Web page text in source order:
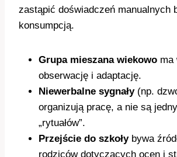
zastąpić doświadczeń manualnych
konsumpcją.
Grupa mieszana wiekowo ma
obserwację i adaptację.
Niewerbalne sygnały(np.
organizują pracę, a nie są
„rytuałów”.
Przejście do szkołybywa
rodziców dotyczących ocen i